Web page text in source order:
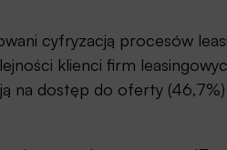
cyfryzacją procesów
klienci firm
na dostęp do oferty